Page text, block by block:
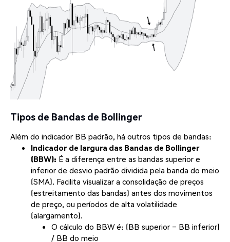
Tipos de Bandas de Bollinger
Além do indicador BB padrão, há outros tipos de bandas:
Indicador de largura das Bandas de Bollinger
(BBW): É a diferença entre as bandas superior e
inferior de desvio padrão dividida pela banda do meio
(SMA). Facilita visualizar a consolidação de preços
(estreitamento das bandas) antes dos movimentos
de preço, ou períodos de alta volatilidade
(alargamento).
O cálculo do BBW é: (BB superior – BB inferior)
/ BB do meio